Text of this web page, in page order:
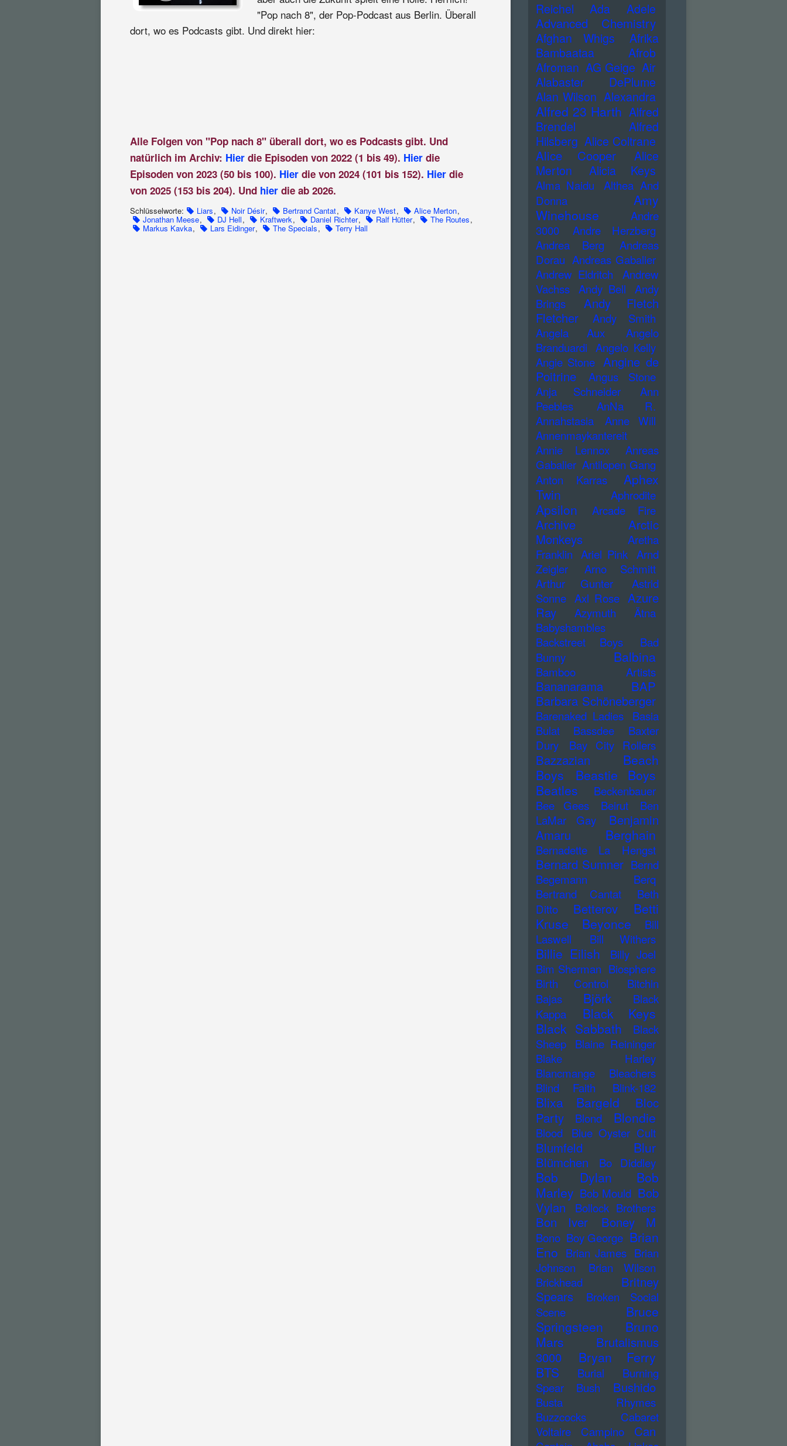
"Pop nach 8", der Pop-Podcast aus Berlin. Überall
dort, wo es Podcasts gibt. Und direkt hier:
Alle Folgen von "Pop nach 8" überall dort, wo es Podcasts gibt. Und
natürlich im Archiv: Hier die Episoden von 2022 (1 bis 49). Hier die
Episoden von 2023 (50 bis 100). Hier die von 2024 (101 bis 152). Hier die
von 2025 (153 bis 204). Und hier die ab 2026.
Schlüsselworte: Liars, Noir Désir, Bertrand Cantat, Kanye West, Alice Merton,
Jonathan Meese, DJ Hell, Kraftwerk, Daniel Richter, Ralf Hütter, The Routes,
Markus Kavka, Lars Eidinger, The Specials, Terry Hall
Reichel
Ada Adele
Advanced Chemistry
Afghan Whigs
Afrika
Bambaataa
Afrob
Afroman AG Geige Air
Alabaster DePlume
Alan Wilson Alexandra
Alfred 23 Harth Alfred
Brendel
Alfred
Hilsberg Alice Coltrane
Alice Cooper
Alice
Merton
Alicia Keys
Alma Naidu
Althea And
Donna
Amy
Winehouse
Andre
3000
Andre Herzberg
Andrea Berg
Andreas
Dorau Andreas Gabalier
Andrew Eldritch
Andrew
Vachss Andy Bell
Andy
Brings
Andy Fletch
Fletcher
Andy Smith
Angela Aux
Angelo
Branduardi Angelo Kelly
Angie Stone Angine de
Poitrine
Angus Stone
Anja Schneider
Ann
Peebles
AnNa R.
Annahstasia
Anne Will
Annenmaykantereit
Annie Lennox
Anreas
Gabalier Antilopen Gang
Anton Karras
Aphex
Twin
Aphrodite
Apsilon Arcade Fire
Archive
Arctic
Monkeys
Aretha
Franklin Ariel Pink Arnd
Zeigler
Arno Schmitt
Arthur Gunter
Astrid
Sonne Axl Rose Azure
Ray
Azymuth
Ätna
Babyshambles
Backstreet Boys
Bad
Bunny
Balbina
Bamboo Artists
Bananarama
BAP
Barbara Schöneberger
Barenaked Ladies
Basia
Bulat
Bassdee
Baxter
Dury
Bay City Rollers
Bazzazian
Beach
Boys
Beastie Boys
Beatles
Beckenbauer
Bee Gees
Beirut
Ben
LaMar Gay
Benjamin
Amaru
Berghain
Bernadette La Hengst
Bernard Sumner Bernd
Begemann
Berq
Bertrand Cantat
Beth
Ditto
Betterov
Betti
Kruse
Beyonce
Bill
Laswell
Bill Withers
Billie Eilish
Billy Joel
Bim Sherman Biosphere
Birth Control
Bitchin
Bajas
Björk
Black
Kappa
Black Keys
Black Sabbath
Black
Sheep
Blaine Reininger
Blake Harley
Blancmange
Bleachers
Blind Faith
Blink-182
Blixa Bargeld
Bloc
Party
Blond Blondie
Blood Blue Oyster Cult
Blumfeld Blur
Blümchen Bo Diddley
Bob Dylan
Bob
Marley Bob Mould Bob
Vylan
Bollock Brothers
Bon Iver Boney M
Bono Boy George Brian
Eno Brian James Brian
Johnson
Brian Wilson
Brickhead
Britney
Spears
Broken Social
Scene
Bruce
Springsteen
Bruno
Mars
Brutalismus
3000
Bryan Ferry
BTS
Burial
Burning
Spear
Bush Bushido
Busta Rhymes
Buzzcocks
Cabaret
Voltaire
Campino Can